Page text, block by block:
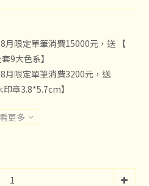
月限定單筆消費15000元，送 【
9大色系】
月限定單筆消費3200元，送
印章3.8*5.7cm】
更多